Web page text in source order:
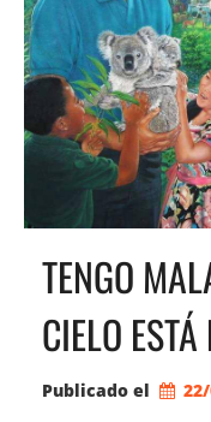
TENGO
CIELO
Publicado el